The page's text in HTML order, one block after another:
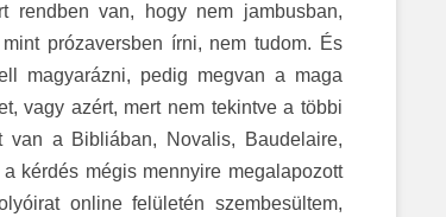
rendben van, hogy nem jambusban,
prózaversben írni, nem tudom. És
magyarázni, pedig megvan a maga
vagy azért, mert nem tekintve a többi
van a Bibliában, Novalis, Baudelaire,
kérdés mégis mennyire megalapozott
online felületén szembesültem,